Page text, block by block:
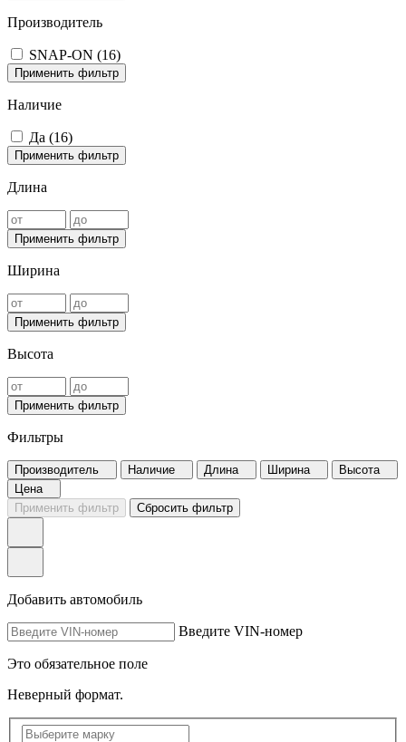
Производитель
SNAP-ON (16)
Применить фильтр
Наличие
Да (16)
Применить фильтр
Длина
Применить фильтр
Ширина
Применить фильтр
Высота
Применить фильтр
Фильтры
Производитель Наличие Длина Ширина
Высота
Цена
Применить фильтр
Сбросить фильтр
Добавить автомобиль
Введите VIN-номер
Это обязательное поле
Неверный формат.